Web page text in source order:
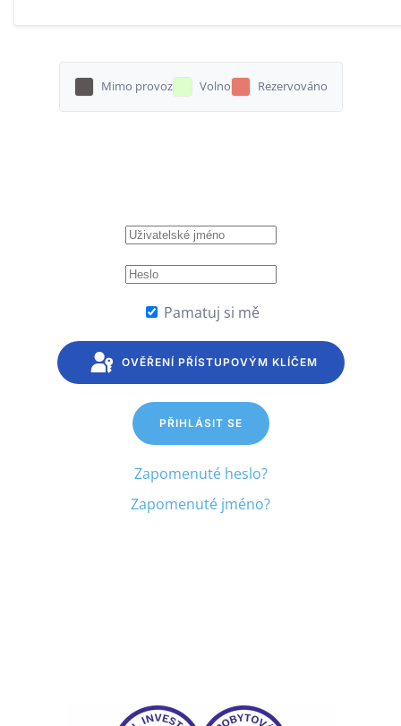
Mimo provoz Volno Rezervováno
Pamatuj si mě
OVĚŘENÍ PŘÍSTUPOVÝM KLÍČEM
PŘIHLÁSIT SE
Zapomenuté heslo?
Zapomenuté jméno?